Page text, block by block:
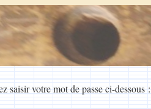
saisir votre mot de passe ci-dessous :